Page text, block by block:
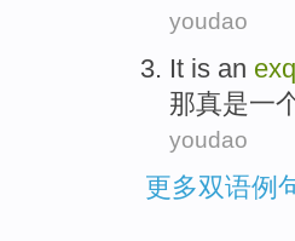
youdao
It is an
那真是一
youdao
更多双语例